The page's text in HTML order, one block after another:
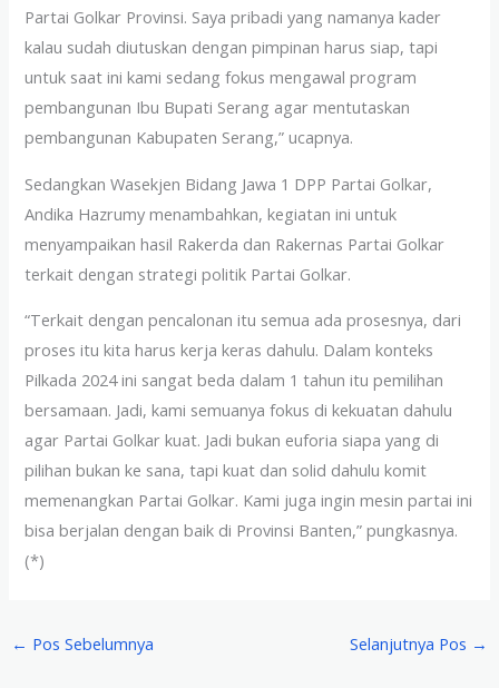
Partai Golkar Provinsi. Saya pribadi yang namanya kader
kalau sudah diutuskan dengan pimpinan harus siap, tapi
untuk saat ini kami sedang fokus mengawal program
pembangunan Ibu Bupati Serang agar mentutaskan
pembangunan Kabupaten Serang,” ucapnya.
Sedangkan Wasekjen Bidang Jawa 1 DPP Partai Golkar,
Andika Hazrumy menambahkan, kegiatan ini untuk
menyampaikan hasil Rakerda dan Rakernas Partai Golkar
terkait dengan strategi politik Partai Golkar.
“Terkait dengan pencalonan itu semua ada prosesnya, dari
proses itu kita harus kerja keras dahulu. Dalam konteks
Pilkada 2024 ini sangat beda dalam 1 tahun itu pemilihan
bersamaan. Jadi, kami semuanya fokus di kekuatan dahulu
agar Partai Golkar kuat. Jadi bukan euforia siapa yang di
pilihan bukan ke sana, tapi kuat dan solid dahulu komit
memenangkan Partai Golkar. Kami juga ingin mesin partai ini
bisa berjalan dengan baik di Provinsi Banten,” pungkasnya.
(*)
← Pos Sebelumnya Selanjutnya Pos →